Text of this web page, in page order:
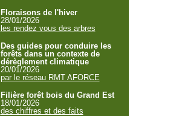
Floraisons de l'hiver
28/01/2026
les rendez vous des arbres
Des guides pour conduire les
forêts dans un contexte de
dérèglement climatique
20/01/2026
par le réseau RMT AFORCE
Filière forêt bois du Grand Est
18/01/2026
des chiffres et des faits